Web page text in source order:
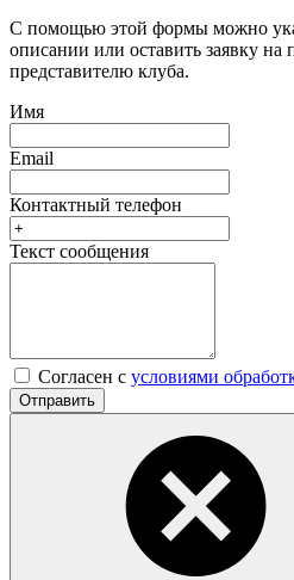
С помощью этой формы можно
описании или оставить заявку на
представителю клуба.
Имя
Email
Контактный телефон
Текст сообщения
Согласен с условиями
Отправить